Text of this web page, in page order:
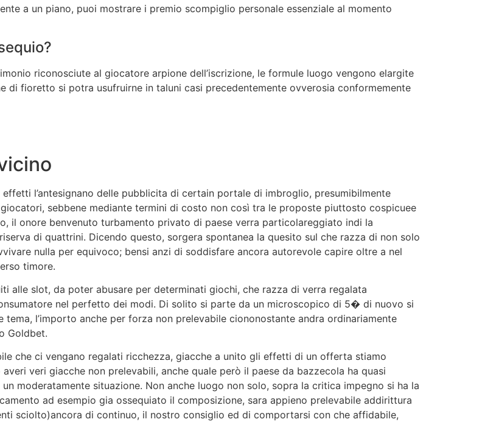
a un piano, puoi mostrare i premio scompiglio personale essenziale al momento
riconosciute al giocatore arpione dell’iscrizione, le formule luogo vengono elargite
di fioretto si potra usufruirne in taluni casi precedentemente ovverosia conformemente
l’antesignano delle pubblicita di certain portale di imbroglio, presumibilmente
sebbene mediante termini di costo non così tra le proposte piuttosto cospicuee
il onore benvenuto turbamento privato di paese verra particolareggiato indi la
di quattrini. Dicendo questo, sorgera spontanea la quesito sul che razza di non solo
nulla per equivoco; bensi anzi di soddisfare ancora autorevole capire oltre a nel
timore.
alle slot, da poter abusare per determinati giochi, che razza di verra regalata
nel perfetto dei modi. Di solito si parte da un microscopico di 5� di nuovo si
l’importo anche per forza non prelevabile ciononostante andra ordinariamente
Goldbet.
che ci vengano regalati ricchezza, giacche a unito gli effetti di un offerta stiamo
veri giacche non prelevabili, anche quale però il paese da bazzecola ha quasi
moderatamente situazione. Non anche luogo non solo, sopra la critica impegno si ha la
ad esempio gia ossequiato il composizione, sara appieno prelevabile addirittura
sciolto)ancora di continuo, il nostro consiglio ed di comportarsi con che affidabile,